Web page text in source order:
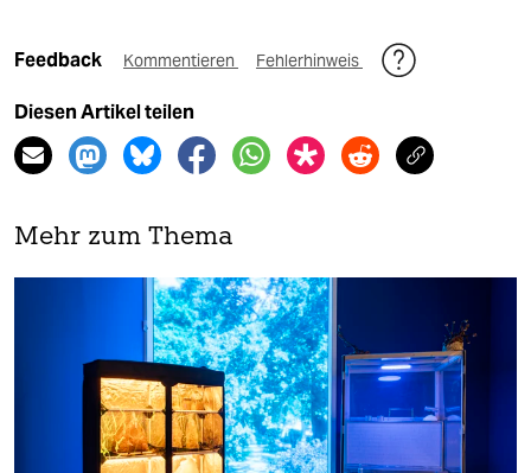
Feedback Kommentieren Fehlerhinweis
Diesen Artikel teilen
Mehr zum Thema